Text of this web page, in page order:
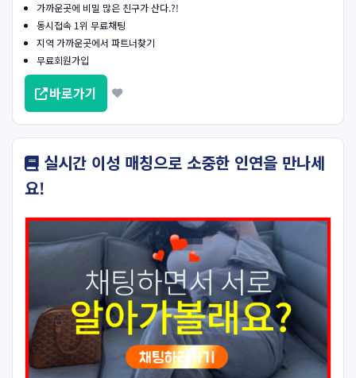
가까운곳에 비밀 많은 친구가 산다.?!
동시접속 1위 무료채팅
지역 가까운곳에서 파트너찾기
무료회원가입
바로가기
실시간 이성 매칭으로 소중한 인연을 만나세
요!